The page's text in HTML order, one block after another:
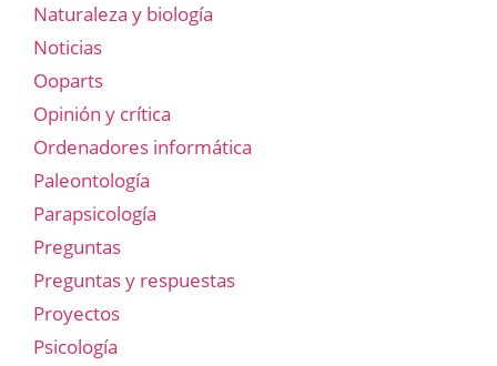
Naturaleza y biología
Noticias
Ooparts
Opinión y crítica
Ordenadores informática
Paleontología
Parapsicología
Preguntas
Preguntas y respuestas
Proyectos
Psicología